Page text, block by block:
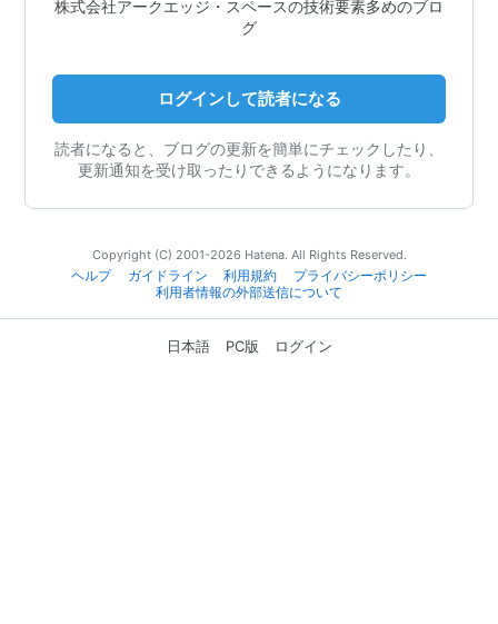
株式会社アークエッジ・スペースの技術要素多めのブロ
グ
ログインして読者になる
読者になると、ブログの更新を簡単にチェックしたり、
更新通知を受け取ったりできるようになります。
Copyright (C) 2001-2026 Hatena. All Rights Reserved.
ヘルプ
ガイドライン 利用規約
プライバシーポリシー
利用者情報の外部送信について
日本語 PC版 ログイン